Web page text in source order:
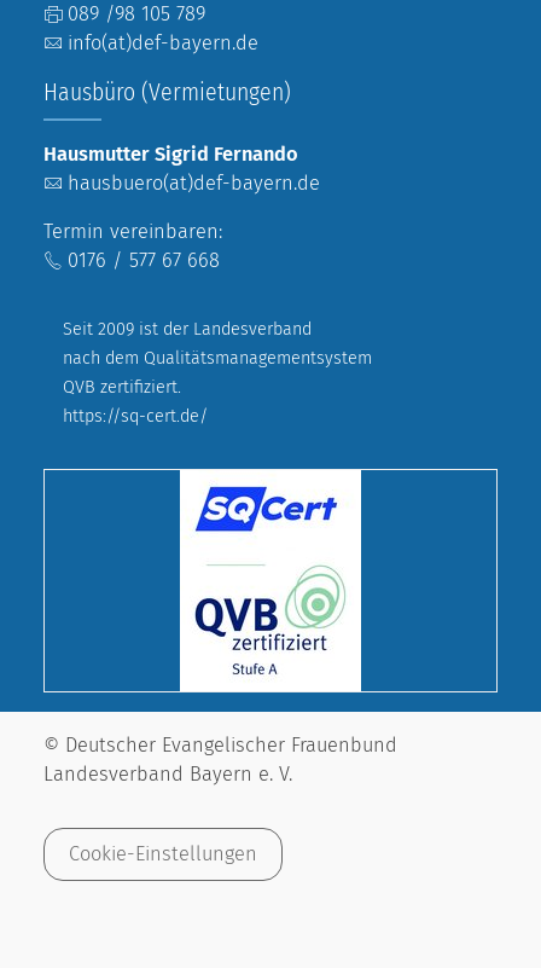
089 /98 105 789
info(at)def-bayern.de
Hausbüro (Vermietungen)
Hausmutter Sigrid Fernando
hausbuero(at)def-bayern.de
Termin vereinbaren:
0176 / 577 67 668
Seit 2009 ist der Landesverband
nach dem Qualitätsmanagementsystem
QVB zertifiziert.
https://sq-cert.de/
© Deutscher Evangelischer Frauenbund
Landesverband Bayern e. V.
Cookie-Einstellungen